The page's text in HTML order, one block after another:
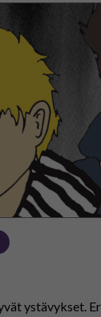
ystävykset.